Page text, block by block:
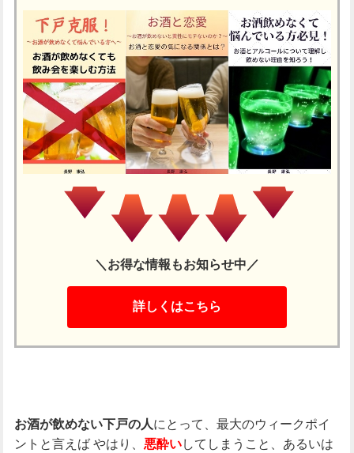
＼お得な情報もお知らせ中／
詳しくはこちら
お酒が飲めない下戸の人にとって、最大のウィークポイ
ントと言えばやはり、 悪酔いしてしまうこと、あるいは